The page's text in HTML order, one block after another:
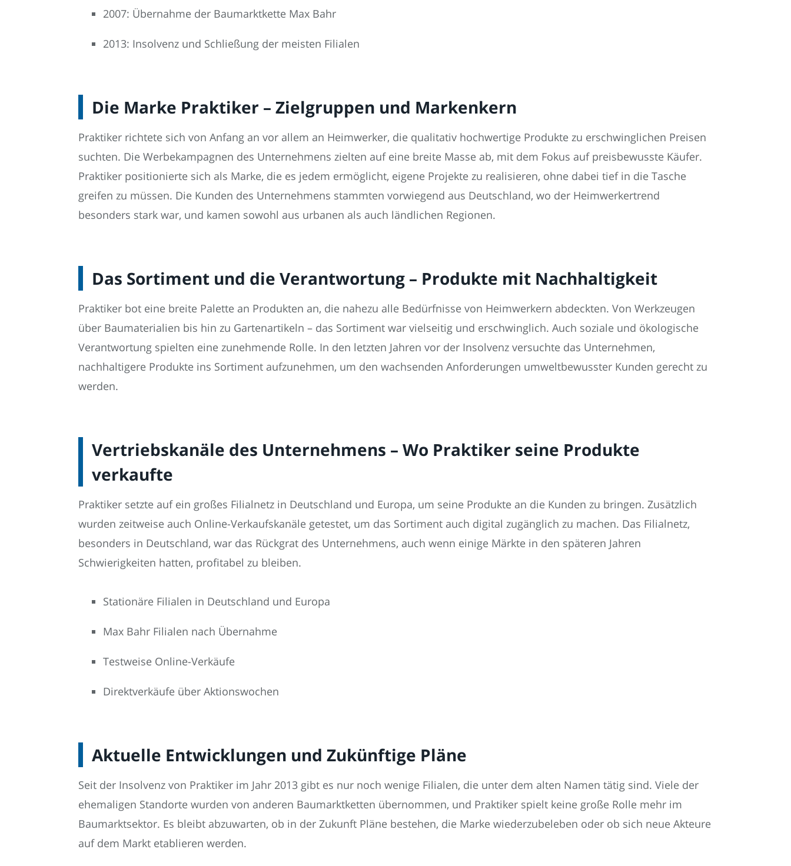
2007: Übernahme der Baumarktkette Max Bahr
2013: Insolvenz und Schließung der meisten Filialen
Die Marke Praktiker – Zielgruppen und Markenkern
Praktiker richtete sich von Anfang an vor allem an Heimwerker, die qualitativ hochwertige Produkte zu erschwinglichen Preisen
suchten. Die Werbekampagnen des Unternehmens zielten auf eine breite Masse ab, mit dem Fokus auf preisbewusste Käufer.
Praktiker positionierte sich als Marke, die es jedem ermöglicht, eigene Projekte zu realisieren, ohne dabei tief in die Tasche
greifen zu müssen. Die Kunden des Unternehmens stammten vorwiegend aus Deutschland, wo der Heimwerkertrend
besonders stark war, und kamen sowohl aus urbanen als auch ländlichen Regionen.
Das Sortiment und die Verantwortung – Produkte mit Nachhaltigkeit
Praktiker bot eine breite Palette an Produkten an, die nahezu alle Bedürfnisse von Heimwerkern abdeckten. Von Werkzeugen
über Baumaterialien bis hin zu Gartenartikeln – das Sortiment war vielseitig und erschwinglich. Auch soziale und ökologische
Verantwortung spielten eine zunehmende Rolle. In den letzten Jahren vor der Insolvenz versuchte das Unternehmen,
nachhaltigere Produkte ins Sortiment aufzunehmen, um den wachsenden Anforderungen umweltbewusster Kunden gerecht zu
werden.
Vertriebskanäle des Unternehmens – Wo Praktiker seine Produkte
verkaufte
Praktiker setzte auf ein großes Filialnetz in Deutschland und Europa, um seine Produkte an die Kunden zu bringen. Zusätzlich
wurden zeitweise auch Online-Verkaufskanäle getestet, um das Sortiment auch digital zugänglich zu machen. Das Filialnetz,
besonders in Deutschland, war das Rückgrat des Unternehmens, auch wenn einige Märkte in den späteren Jahren
Schwierigkeiten hatten, profitabel zu bleiben.
Stationäre Filialen in Deutschland und Europa
Max Bahr Filialen nach Übernahme
Testweise Online-Verkäufe
Direktverkäufe über Aktionswochen
Aktuelle Entwicklungen und Zukünftige Pläne
Seit der Insolvenz von Praktiker im Jahr 2013 gibt es nur noch wenige Filialen, die unter dem alten Namen tätig sind. Viele der
ehemaligen Standorte wurden von anderen Baumarktketten übernommen, und Praktiker spielt keine große Rolle mehr im
Baumarktsektor. Es bleibt abzuwarten, ob in der Zukunft Pläne bestehen, die Marke wiederzubeleben oder ob sich neue Akteure
auf dem Markt etablieren werden.